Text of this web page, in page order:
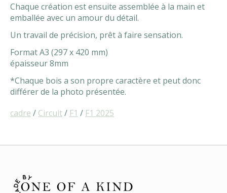
Chaque création est ensuite assemblée à la main et
emballée avec un amour du détail.
Un travail de précision, prêt à faire sensation.
Format A3 (297 x 420 mm)
épaisseur 8mm
*Chaque bois a son propre caractère et peut donc
différer de la photo présentée.
cadre / Circuit/ F1 / F1 2025